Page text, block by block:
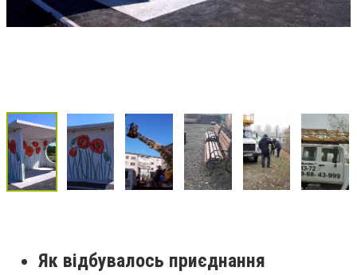
Як відбувалось приєднання